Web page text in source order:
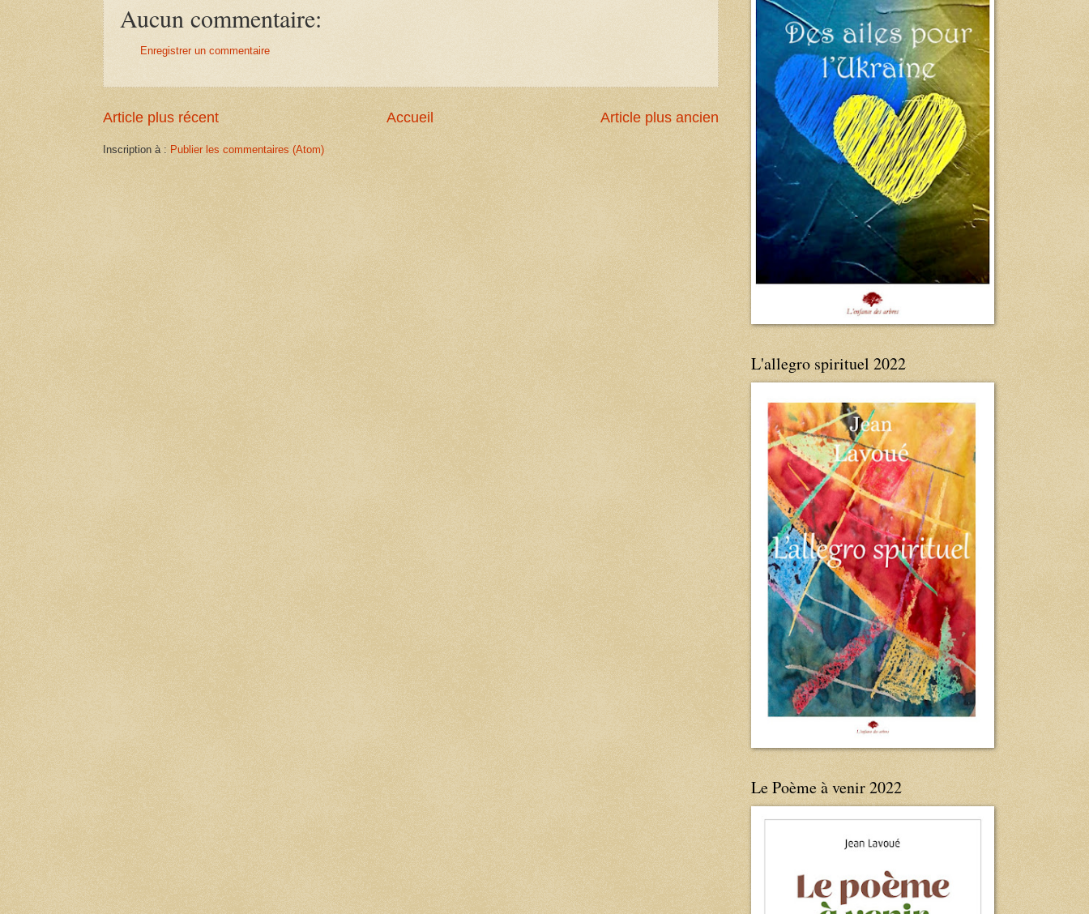
Aucun commentaire:
Enregistrer un commentaire
Article plus récent Article plus ancien
Accueil
Inscription à : Publier les commentaires (Atom)
L'allegro spirituel 2022
Le Poème à venir 2022